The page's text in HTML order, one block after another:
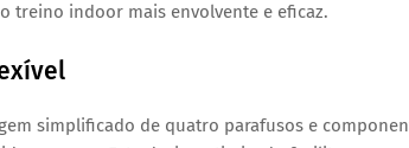
treino indoor mais envolvente e eficaz.
simplificado de quatro parafusos e